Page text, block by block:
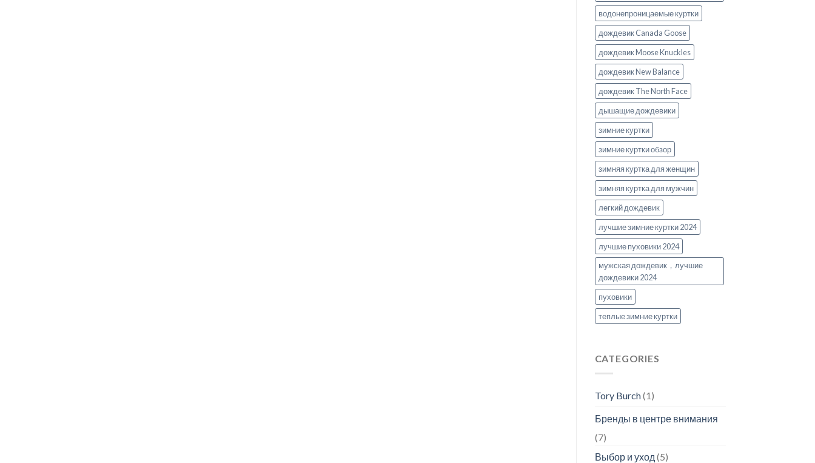
водонепроницаемые куртки
дождевик Canada Goose
дождевик Moose Knuckles
дождевик New Balance
дождевик The North Face
дышащие дождевики
зимние куртки
зимние куртки обзор
зимняя куртка для женщин
зимняя куртка для мужчин
легкий дождевик
лучшие зимние куртки 2024
лучшие пуховики 2024
мужская дождевик，лучшие
дождевики 2024
пуховики
теплые зимние куртки
CATEGORIES
Tory Burch(1)
Бренды в центре внимания
(7)
Выбор и уход (5)